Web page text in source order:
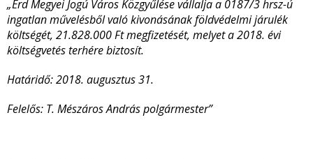
„Érd Megyei Jogú Város Közgyűlése vállalja a 0187/3 hrsz-ú
ingatlan művelésből való kivonásának földvédelmi járulék
költségét, 21.828.000 Ft megfizetését, melyet a 2018. évi
költségvetés terhére biztosít.
Határidő: 2018. augusztus 31.
Felelős: T. Mészáros András polgármester”